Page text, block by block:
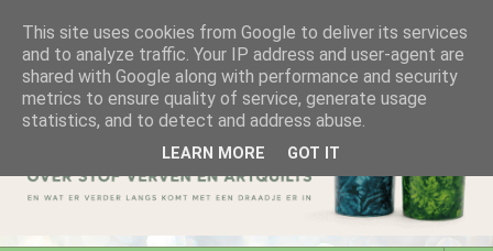
This site uses cookies from Google to deliver its services
and to analyze traffic. Your IP address and user-agent are
shared with Google along with performance and security
metrics to ensure quality of service, generate usage
statistics, and to detect and address abuse.
LEARN MORE GOT IT